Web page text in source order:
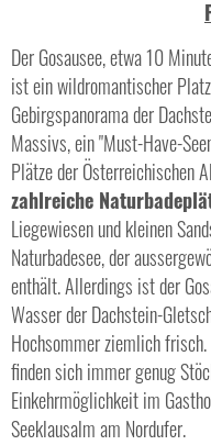
Der Gosausee, etwa 10
ist ein wildromantischer
Gebirgspanorama der
Massivs, ein "Must-Have-
Plätze der Österreichischen
zahlreiche
Liegewiesen und kleinen
Naturbadesee, der
enthält. Allerdings ist der
Wasser der Dachstein-
Hochsommer ziemlich
finden sich immer genug
Einkehrmöglichkeit im
Seeklausalm am Nordufer.